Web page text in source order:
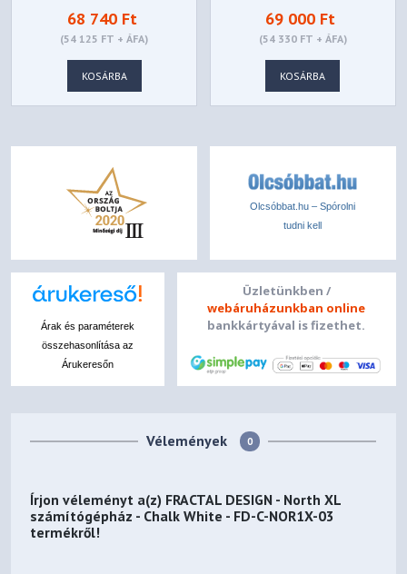
Gross weight
11.9 kg (Mesh) / 11.7kg (TG)
Y60-RED
68 740 Ft
(54 125 FT + ÁFA)
KOSÁRBA
EDITION - CA-1J8-
00M1WN-00
69 000 Ft
(54 330 FT + ÁFA)
KOSÁRBA
Olcsóbbat.hu – Spórolni
tudni kell
Árak és paraméterek
összehasonlítása az
Árukeresőn
Üzletünkben /
webáruházunkban online
bankkártyával is fizethet.
Vélemények 0
Írjon véleményt a(z) FRACTAL DESIGN - North XL
számítógépház - Chalk White - FD-C-NOR1X-03
termékről!